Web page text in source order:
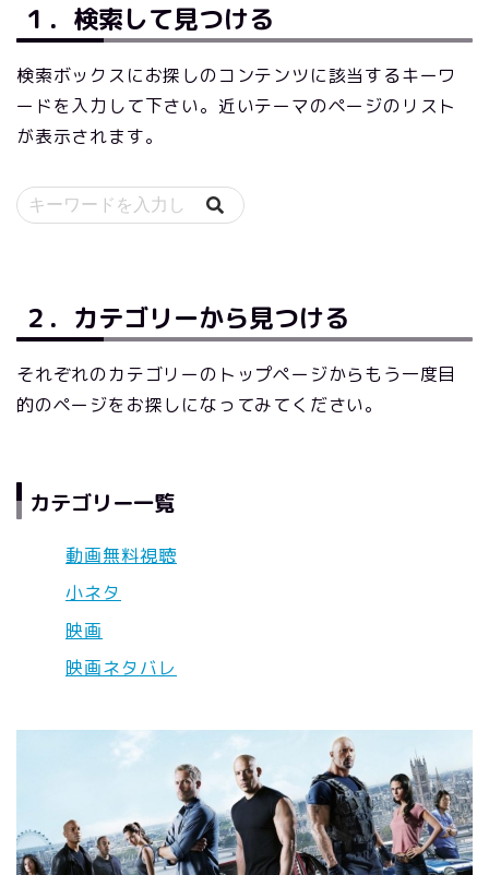
１．検索して見つける
検索ボックスにお探しのコンテンツに該当するキーワ
ードを入力して下さい。近いテーマのページのリスト
が表示されます。
２．カテゴリーから見つける
それぞれのカテゴリーのトップページからもう一度目
的のページをお探しになってみてください。
カテゴリー一覧
動画無料視聴
小ネタ
映画
映画ネタバレ